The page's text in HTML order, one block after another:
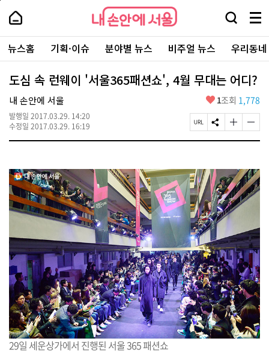
본
로
가
내
손
안
에
서
울
-
서
울
시
대
표
소
털
내
손
에
울
검
창
열
기
메
뉴
전
체
보
기
주
요
서
뉴스홈 기획·이슈 분야별 뉴스 비주얼 뉴스 우리동
도심 속 런웨이 '서울365패션쇼', 4월 무대는 어디?
내 손안에 서울
발행일 2017.03.29. 14:20
수정일 2017.03.29. 16:19
좋
요
1조회 1,778
페
이
R
L
복
사
S
N
유
하
기
글
자
크
게
변
경
하
글
자
작
게
변
경
29일 세운상가에서 진행된 서울 365 패션쇼
페
상
단
로